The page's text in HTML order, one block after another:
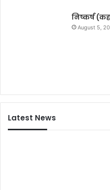
निष्कर्ष
August 5,
Latest News